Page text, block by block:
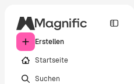
Erstellen
Startseite
Suchen